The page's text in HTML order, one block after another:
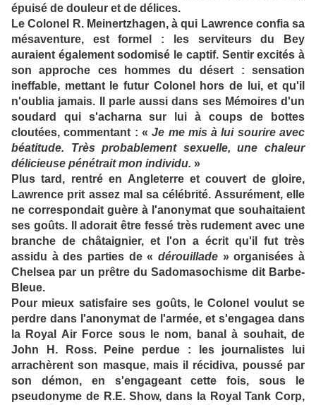
épuisé de douleur et de délices.
Le Colonel R. Meinertzhagen, à qui Lawrence confia sa
mésaventure, est formel : les serviteurs du Bey
auraient également sodomisé le captif. Sentir excités à
son approche ces hommes du désert : sensation
ineffable, mettant le futur Colonel hors de lui, et qu'il
n'oublia jamais. Il parle aussi dans ses Mémoires d'un
soudard qui s'acharna sur lui à coups de bottes
cloutées, commentant : «Je me mis à lui sourire avec
béatitude. Très probablement sexuelle, une chaleur
délicieuse pénétrait mon individu. »
Plus tard, rentré en Angleterre et couvert de gloire,
Lawrence prit assez mal sa célébrité. Assurément, elle
ne correspondait guère à l'anonymat que souhaitaient
ses goûts. Il adorait être fessé très rudement avec une
branche de châtaignier, et l'on a écrit qu'il fut très
assidu à des parties de « dérouillade » organisées à
Chelsea par un prêtre du Sadomasochisme dit Barbe-
Bleue.
Pour mieux satisfaire ses goûts, le Colonel voulut se
perdre dans l'anonymat de l'armée, et s'engagea dans
la Royal Air Force sous le nom, banal à souhait, de
John H. Ross. Peine perdue : les journalistes lui
arrachèrent son masque, mais il récidiva, poussé par
son démon, en s'engageant cette fois, sous le
pseudonyme de R.E. Show, dans la Royal Tank Corp,